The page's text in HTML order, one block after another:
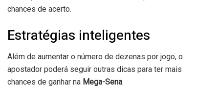
chances de acerto.
Estratégias inteligentes
Além de aumentar o número de dezenas por jogo, o
apostador poderá seguir outras dicas para ter mais
chances de ganhar na Mega-Sena.